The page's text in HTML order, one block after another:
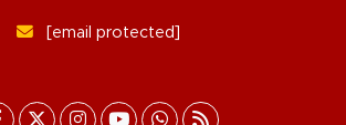
[email protected]